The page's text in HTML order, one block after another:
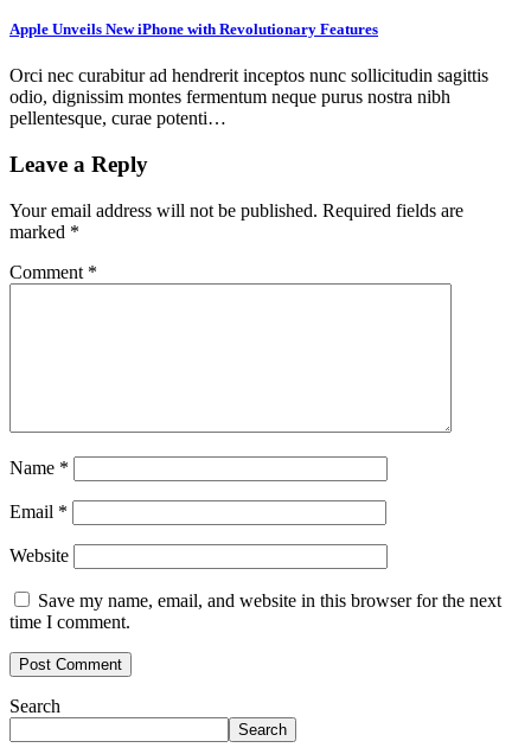
Apple Unveils New iPhone with Revolutionary Features
Orci nec curabitur ad hendrerit inceptos nunc sollicitudin sagittis
odio, dignissim montes fermentum neque purus nostra nibh
pellentesque, curae potenti…
Leave a Reply
Your email address will not be published. Required fields are
marked *
Comment *
Name *
Email *
Website
Save my name, email, and website in this browser for the next
time I comment.
Search
Search